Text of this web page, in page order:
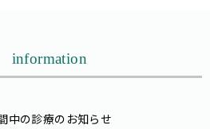
information
中の診療のお知らせ